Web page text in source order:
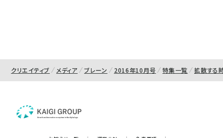
クリエイティブ メディア ブレーン 2016年10月号 特集一覧 拡散する